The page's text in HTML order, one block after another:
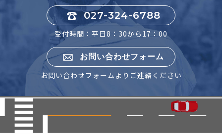
027-324-6788
受付時間：平日8：30から17：00
お問い合わせフォーム
お問い合わせフォームよりご連絡ください